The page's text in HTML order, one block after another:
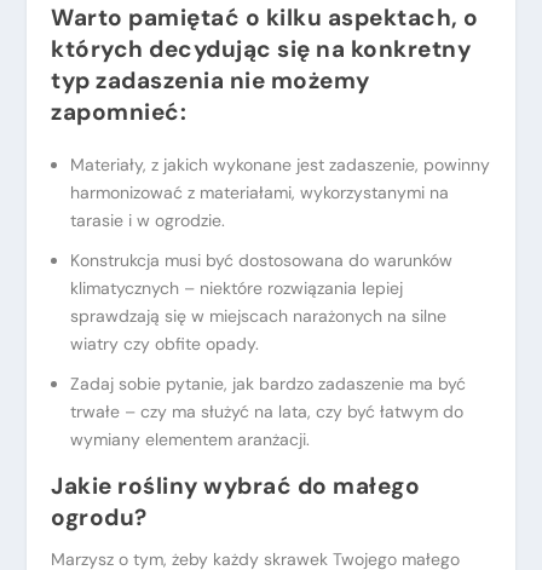
Warto pamiętać o kilku aspektach, o
których decydując się na konkretny
typ zadaszenia nie możemy
zapomnieć:
Materiały, z jakich wykonane jest zadaszenie, powinny
harmonizować z materiałami, wykorzystanymi na
tarasie i w ogrodzie.
Konstrukcja musi być dostosowana do warunków
klimatycznych – niektóre rozwiązania lepiej
sprawdzają się w miejscach narażonych na silne
wiatry czy obfite opady.
Zadaj sobie pytanie, jak bardzo zadaszenie ma być
trwałe – czy ma służyć na lata, czy być łatwym do
wymiany elementem aranżacji.
Jakie rośliny wybrać do małego
ogrodu?
Marzysz o tym, żeby każdy skrawek Twojego małego